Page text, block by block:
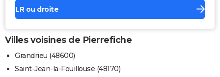
LR ou droite
Villes voisines de Pierrefiche
Grandrieu (48600)
Saint-Jean-la-Fouillouse (48170)